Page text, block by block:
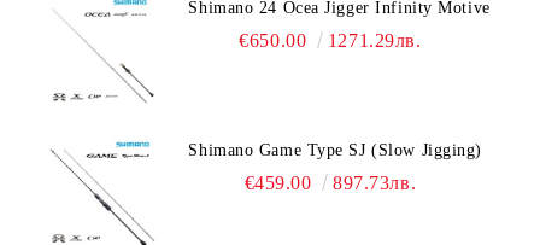
Shimano 24 Ocea Jigger Infinity Motive
€650.00 1271.29лв.
Shimano Game Type SJ (Slow Jigging)
€459.00 897.73лв.